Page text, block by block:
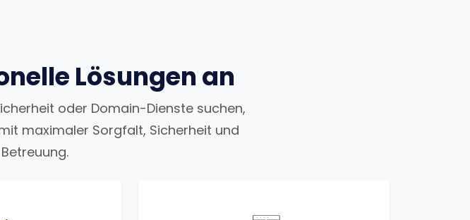
Lösungen an
oder Domain-Dienste suchen,
maximaler Sorgfalt, Sicherheit und